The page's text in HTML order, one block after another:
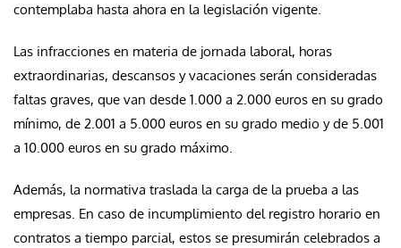
contemplaba hasta ahora en la legislación vigente.
Las infracciones en materia de jornada laboral, horas
extraordinarias, descansos y vacaciones serán consideradas
faltas graves, que van desde 1.000 a 2.000 euros en su grado
mínimo, de 2.001 a 5.000 euros en su grado medio y de 5.001
a 10.000 euros en su grado máximo.
Además, la normativa traslada la carga de la prueba a las
empresas. En caso de incumplimiento del registro horario en
contratos a tiempo parcial, estos se presumirán celebrados a